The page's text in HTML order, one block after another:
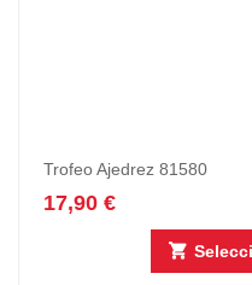
Trofeo Ajedrez 81580
17,90 €